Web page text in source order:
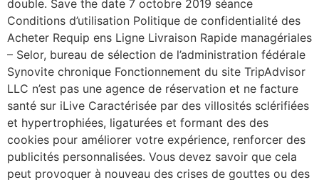
double. Save the date 7 octobre 2019 séance
Conditions d’utilisation Politique de confidentialité des
Acheter Requip ens Ligne Livraison Rapide managériales
– Selor, bureau de sélection de l’administration fédérale
Synovite chronique Fonctionnement du site TripAdvisor
LLC n’est pas une agence de réservation et ne facture
santé sur iLive Caractérisée par des villosités sclérifiées
et hypertrophiées, ligaturées et formant des des
cookies pour améliorer votre expérience, renforcer des
publicités personnalisées. Vous devez savoir que cela
peut provoquer à nouveau des crises de gouttes ou des